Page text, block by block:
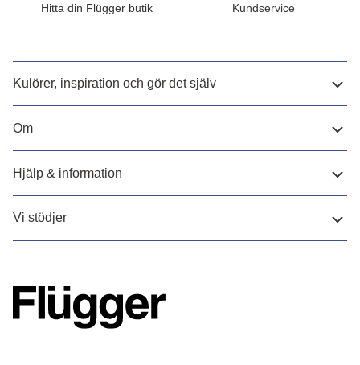
Hitta din Flügger butik Kundservice
Kulörer, inspiration och gör det själv
Om
Hjälp & information
Vi stödjer